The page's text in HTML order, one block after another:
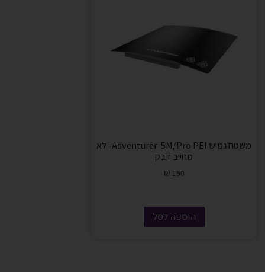
משטח גמיש Adventurer-5M/Pro PEI- לא
מחייב דבק
₪ 150
הוספה לסל